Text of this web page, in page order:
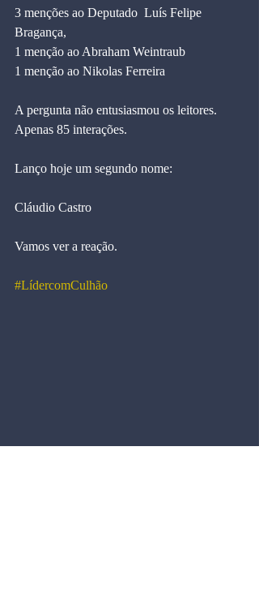
3 menções ao Deputado  Luís Felipe
Bragança,
1 menção ao Abraham Weintraub
1 menção ao Nikolas Ferreira
A pergunta não entusiasmou os leitores.
Apenas 85 interações.
Lanço hoje um segundo nome:
Cláudio Castro
Vamos ver a reação.
#LídercomCulhão